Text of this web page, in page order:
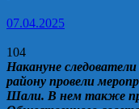
07.04.2025
104
Накануне
району провели
Шали. В нем также